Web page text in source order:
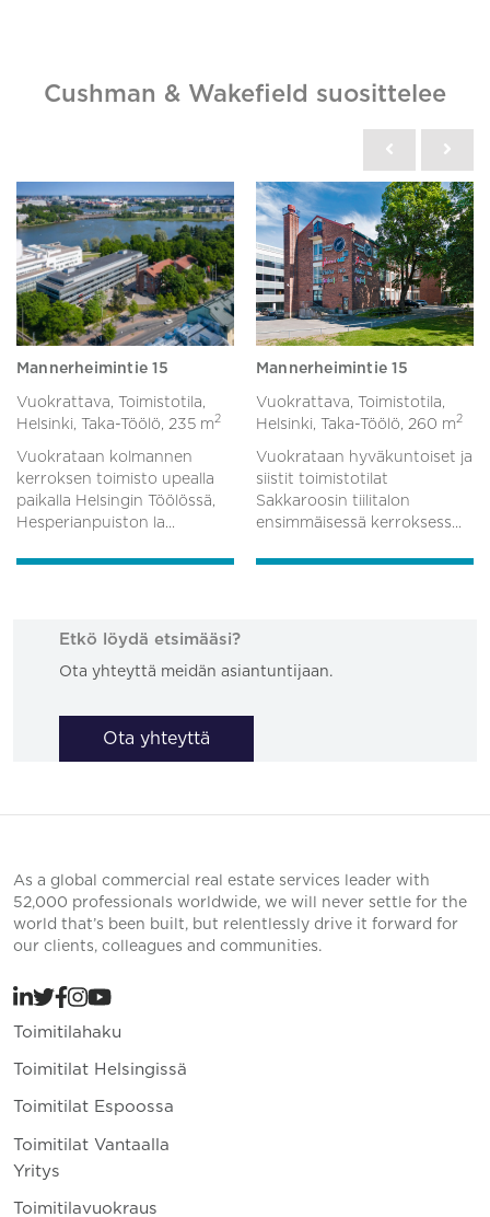
Cushman & Wakefield suosittelee
Mannerheimintie 15
Vuokrattava, Toimistotila,
Helsinki, Taka-Töölö, 235 m2
Vuokrataan kolmannen
kerroksen toimisto upealla
paikalla Helsingin Töölössä,
Hesperianpuiston la...
Mannerheimintie 15
Vuokrattava, Toimistotila,
Helsinki, Taka-Töölö, 260 m2
Vuokrataan hyväkuntoiset ja
siistit toimistotilat
Sakkaroosin tiilitalon
ensimmäisessä kerroksess...
Etkö löydä etsimääsi?
Ota yhteyttä meidän asiantuntijaan.
Ota yhteyttä
As a global commercial real estate services leader with
52,000 professionals worldwide, we will never settle for the
world that’s been built, but relentlessly drive it forward for
our clients, colleagues and communities.
Toimitilahaku
Toimitilat Helsingissä
Toimitilat Espoossa
Toimitilat Vantaalla
Yritys
Toimitilavuokraus